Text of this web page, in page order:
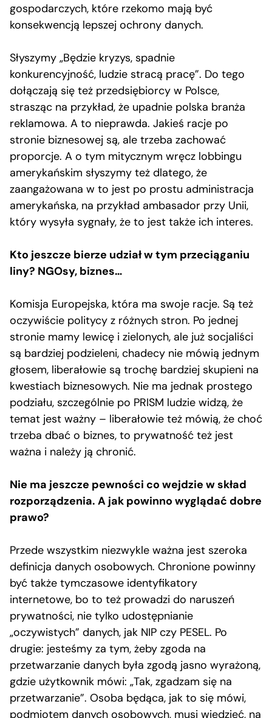
gospodarczych, które rzekomo mają być
konsekwencją lepszej ochrony danych.
Słyszymy „Będzie kryzys, spadnie
konkurencyjność, ludzie stracą pracę”. Do tego
dołączają się też przedsiębiorcy w Polsce,
strasząc na przykład, że upadnie polska branża
reklamowa. A to nieprawda. Jakieś racje po
stronie biznesowej są, ale trzeba zachować
proporcje. A o tym mitycznym wręcz lobbingu
amerykańskim słyszymy też dlatego, że
zaangażowana w to jest po prostu administracja
amerykańska, na przykład ambasador przy Unii,
który wysyła sygnały, że to jest także ich interes.
Kto jeszcze bierze udział w tym przeciąganiu
liny? NGOsy, biznes…
Komisja Europejska, która ma swoje racje. Są też
oczywiście politycy z różnych stron. Po jednej
stronie mamy lewicę i zielonych, ale już socjaliści
są bardziej podzieleni, chadecy nie mówią jednym
głosem, liberałowie są trochę bardziej skupieni na
kwestiach biznesowych. Nie ma jednak prostego
podziału, szczególnie po PRISM ludzie widzą, że
temat jest ważny – liberałowie też mówią, że choć
trzeba dbać o biznes, to prywatność też jest
ważna i należy ją chronić.
Nie ma jeszcze pewności co wejdzie w skład
rozporządzenia. A jak powinno wyglądać dobre
prawo?
Przede wszystkim niezwykle ważna jest szeroka
definicja danych osobowych. Chronione powinny
być także tymczasowe identyfikatory
internetowe, bo to też prowadzi do naruszeń
prywatności, nie tylko udostępnianie
„oczywistych” danych, jak NIP czy PESEL. Po
drugie: jesteśmy za tym, żeby zgoda na
przetwarzanie danych była zgodą jasno wyrażoną,
gdzie użytkownik mówi: „Tak, zgadzam się na
przetwarzanie”. Osoba będąca, jak to się mówi,
podmiotem danych osobowych, musi wiedzieć, na